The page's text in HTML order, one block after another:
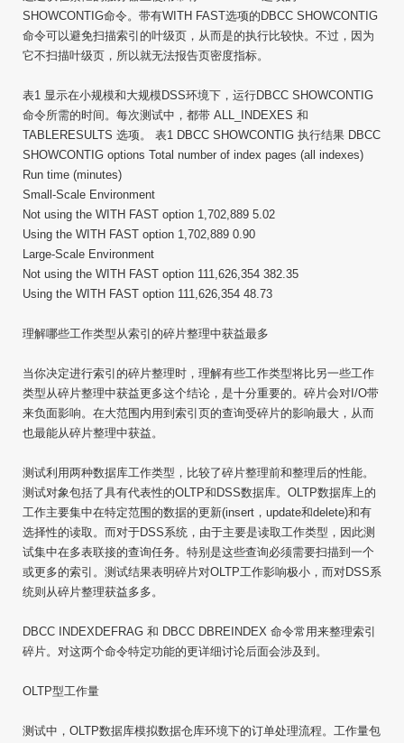
SHOWCONTIG命令。带有WITH FAST选项的DBCC SHOWCONTIG
命令可以避免扫描索引的叶级页，从而是的执行比较快。不过，因为
它不扫描叶级页，所以就无法报告页密度指标。
表1 显示在小规模和大规模DSS环境下，运行DBCC SHOWCONTIG
命令所需的时间。每次测试中，都带 ALL_INDEXES 和
TABLERESULTS 选项。 表1 DBCC SHOWCONTIG 执行结果 DBCC
SHOWCONTIG options Total number of index pages (all indexes)
Run time (minutes)
Small-Scale Environment
Not using the WITH FAST option 1,702,889 5.02
Using the WITH FAST option 1,702,889 0.90
Large-Scale Environment
Not using the WITH FAST option 111,626,354 382.35
Using the WITH FAST option 111,626,354 48.73
理解哪些工作类型从索引的碎片整理中获益最多
当你决定进行索引的碎片整理时，理解有些工作类型将比另一些工作
类型从碎片整理中获益更多这个结论，是十分重要的。碎片会对I/O带
来负面影响。在大范围内用到索引页的查询受碎片的影响最大，从而
也最能从碎片整理中获益。
测试利用两种数据库工作类型，比较了碎片整理前和整理后的性能。
测试对象包括了具有代表性的OLTP和DSS数据库。OLTP数据库上的
工作主要集中在特定范围的数据的更新(insert，update和delete)和有
选择性的读取。而对于DSS系统，由于主要是读取工作类型，因此测
试集中在多表联接的查询任务。特别是这些查询必须需要扫描到一个
或更多的索引。测试结果表明碎片对OLTP工作影响极小，而对DSS系
统则从碎片整理获益多多。
DBCC INDEXDEFRAG 和 DBCC DBREINDEX 命令常用来整理索引
碎片。对这两个命令特定功能的更详细讨论后面会涉及到。
OLTP型工作量
测试中，OLTP数据库模拟数据仓库环境下的订单处理流程。工作量包